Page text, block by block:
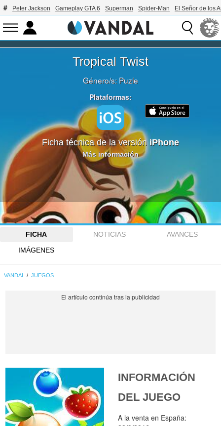
Peter Jackson Gameplay GTA 6 Superman Spider-Man El Señor de los
Tropical Twist
Género/s: Puzle
Plataformas:
Ficha técnica de la versión iPhone
Más información
FICHA NOTICIAS
AVANCES
IMÁGENES
VANDAL JUEGOS
INFORMACIÓN
DEL JUEGO
A la venta en España: